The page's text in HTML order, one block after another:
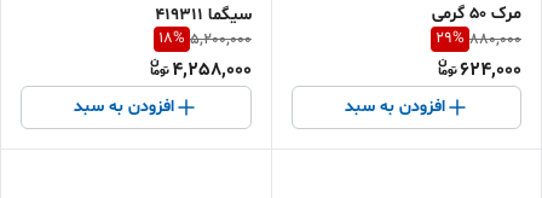
مرک 50 گرمی
880,000
29%
624,000
افزودن به سبد
سیگما 419311
5,200,000
18%
4,258,000
افزودن به سبد